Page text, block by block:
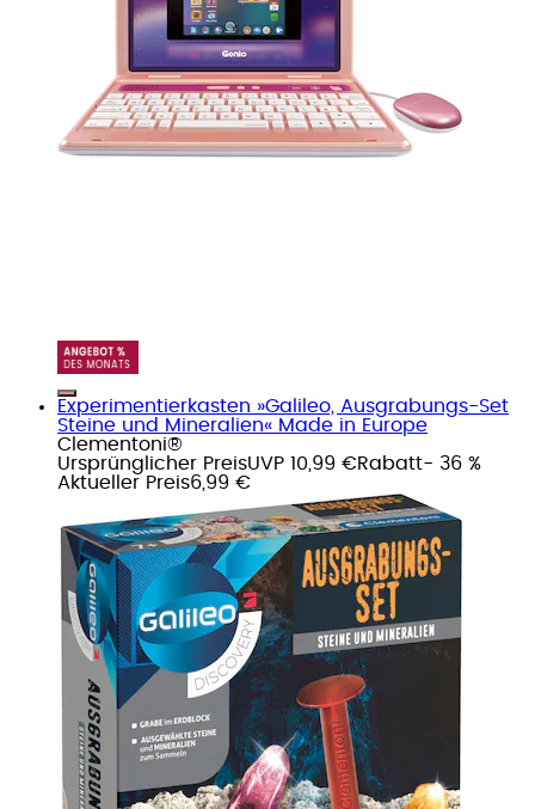
Experimentierkasten »Galileo, Ausgrabungs-Set
Steine und Mineralien« Made in Europe
Clementoni®
Ursprünglicher PreisUVP 10,99 €Rabatt- 36 %
Aktueller Preis6,99 €